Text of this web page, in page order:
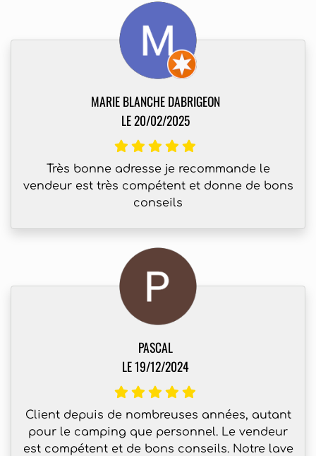
MARIE BLANCHE DABRIGEON
LE 20/02/2025
Très bonne adresse je recommande le
vendeur est très compétent et donne de bons
conseils
PASCAL
LE 19/12/2024
Client depuis de nombreuses années, autant
pour le camping que personnel. Le vendeur
est compétent et de bons conseils. Notre lave